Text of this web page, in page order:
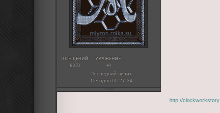
СООБЩЕНИЙ:
8370
УВАЖЕНИЕ:
+9
Последний визит:
Сегодня 00:27:34
http://